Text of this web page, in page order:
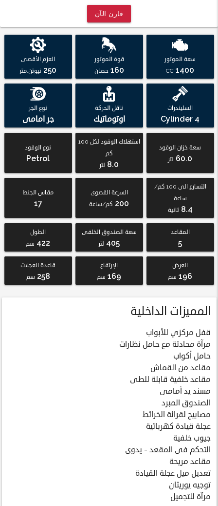
قارن الآن
سعة الموتور
1400
CC
قوة الموتور
160 حصان
العزم الأقصى
250 نيوتن.متر
السليندرات
4 Cylinder
ناقل الحركة
اوتوماتيك
نوع الجر
جر امامى
سعة خزان الوقود
60.0 لتر
استهلاك الوقود لكل 100
كم
8.0 لتر
نوع الوقود
Petrol
التسارع الى 100 كم/
ساعة
8.4 ثانية
السرعة القصوى
200 كم/ساعة
مقاس الجنط
17
المقاعد
5
سعة الصندوق الخلفى
405 لتر
الطول
422 سم
العرض
196 سم
الإرتفاع
169 سم
قاعدة العجلات
258 سم
المميزات الداخلية
قفل مركزي للأبواب
مرآة محادثة مع حامل نظارات
حامل أكواب
مقاعد من القماش
مقاعد خلفية قابلة للطى
مسند يد أمامى
الصندوق المبرد
مصابيح لقرائة الخرائط
عجلة قيادة كهربائية
جيوب خلفية
التحكم فى المقعد - يدوى
مقاعد مريحة
تعديل ميل عجلة القيادة
توجيه يوريثان
مرآة للتجميل